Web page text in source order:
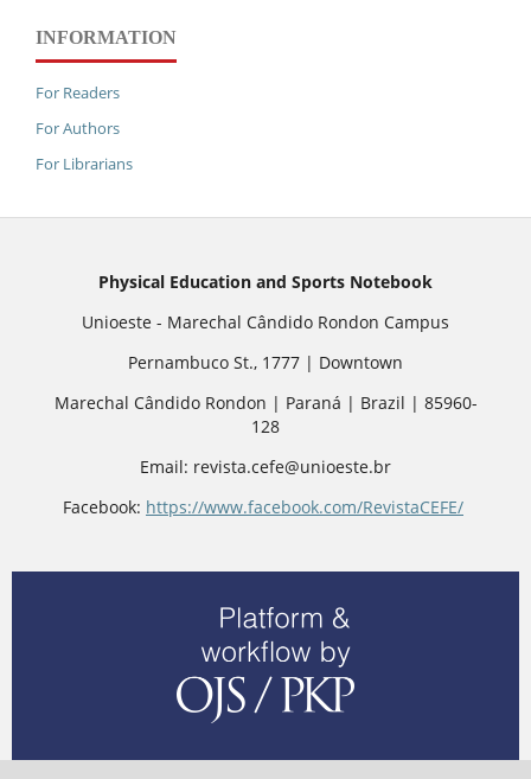
INFORMATION
For Readers
For Authors
For Librarians
Physical Education and Sports Notebook
Unioeste - Marechal Cândido Rondon Campus
Pernambuco St., 1777 | Downtown
Marechal Cândido Rondon | Paraná | Brazil | 85960-
128
Email: revista.cefe@unioeste.br
Facebook: https://www.facebook.com/RevistaCEFE/